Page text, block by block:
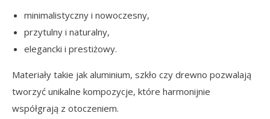
minimalistyczny i nowoczesny,
przytulny i naturalny,
elegancki i prestiżowy.
Materiały takie jak aluminium, szkło czy drewno pozwalają
tworzyć unikalne kompozycje, które harmonijnie
współgrają z otoczeniem.